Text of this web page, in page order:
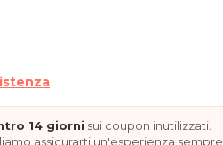
14 giorni sui coupon inutilizzati.
assicurarti un'esperienza sempre